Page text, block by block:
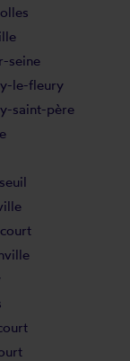
seine
le-fleury
saint-père